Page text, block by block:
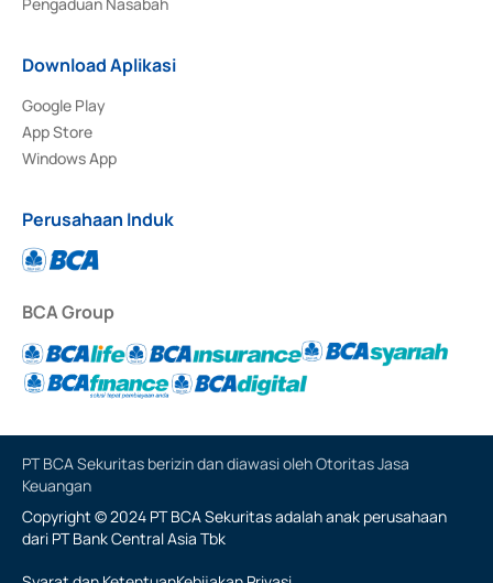
Download Aplikasi
Google Play
App Store
Windows App
Perusahaan Induk
BCA Group
PT BCA Sekuritas berizin dan diawasi oleh Otoritas Jasa
Keuangan
Copyright © 2024 PT BCA Sekuritas adalah anak perusahaan
dari PT Bank Central Asia Tbk